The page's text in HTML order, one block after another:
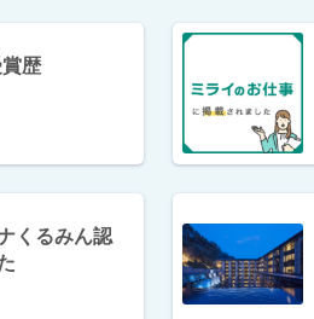
歴
くるみん認